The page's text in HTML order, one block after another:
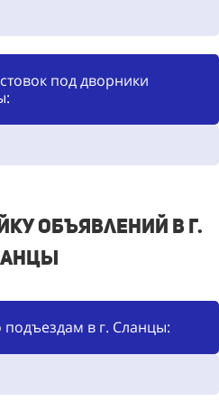
под дворники
объявлений в г.
подъездам в г. Сланцы: